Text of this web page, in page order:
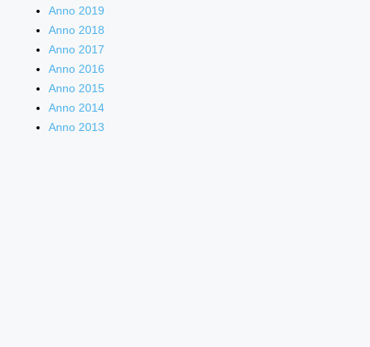
Anno 2019
Anno 2018
Anno 2017
Anno 2016
Anno 2015
Anno 2014
Anno 2013